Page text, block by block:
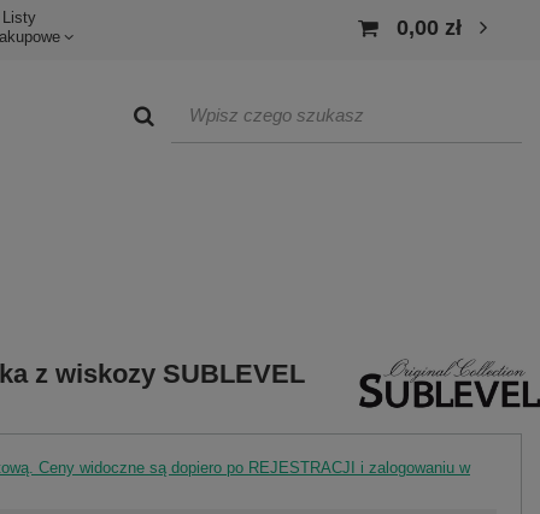
Listy
0,00 zł
z wiskozy SUBLEVEL
Ceny widoczne są dopiero po REJESTRACJI i zalogowaniu w